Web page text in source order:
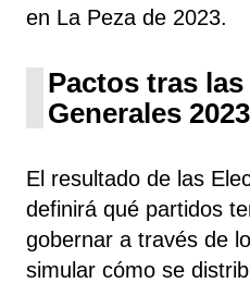
en La Peza de 2023.
Pactos tras
Generales 2023
El resultado de las
definirá qué partidos
gobernar a través de
simular cómo se